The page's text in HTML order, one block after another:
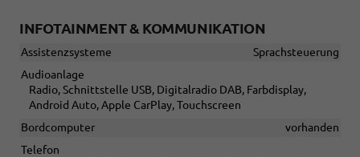
INFOTAINMENT & KOMMUNIKATION
Assistenzsysteme
Sprachsteuerung
Audioanlage
Radio, Schnittstelle USB, Digitalradio DAB, Farbdisplay,
Android Auto, Apple CarPlay, Touchscreen
Bordcomputer
vorhanden
Telefon